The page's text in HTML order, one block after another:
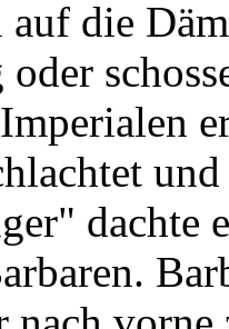
auf die
dachte